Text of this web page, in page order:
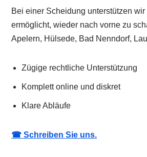
Bei einer Scheidung unterstützen
ermöglicht, wieder nach vorne zu
Apelern, Hülsede, Bad Nenndorf,
Zügige rechtliche Unterstützung
Komplett online und diskret
Klare Abläufe
☎ Schreiben Sie uns.